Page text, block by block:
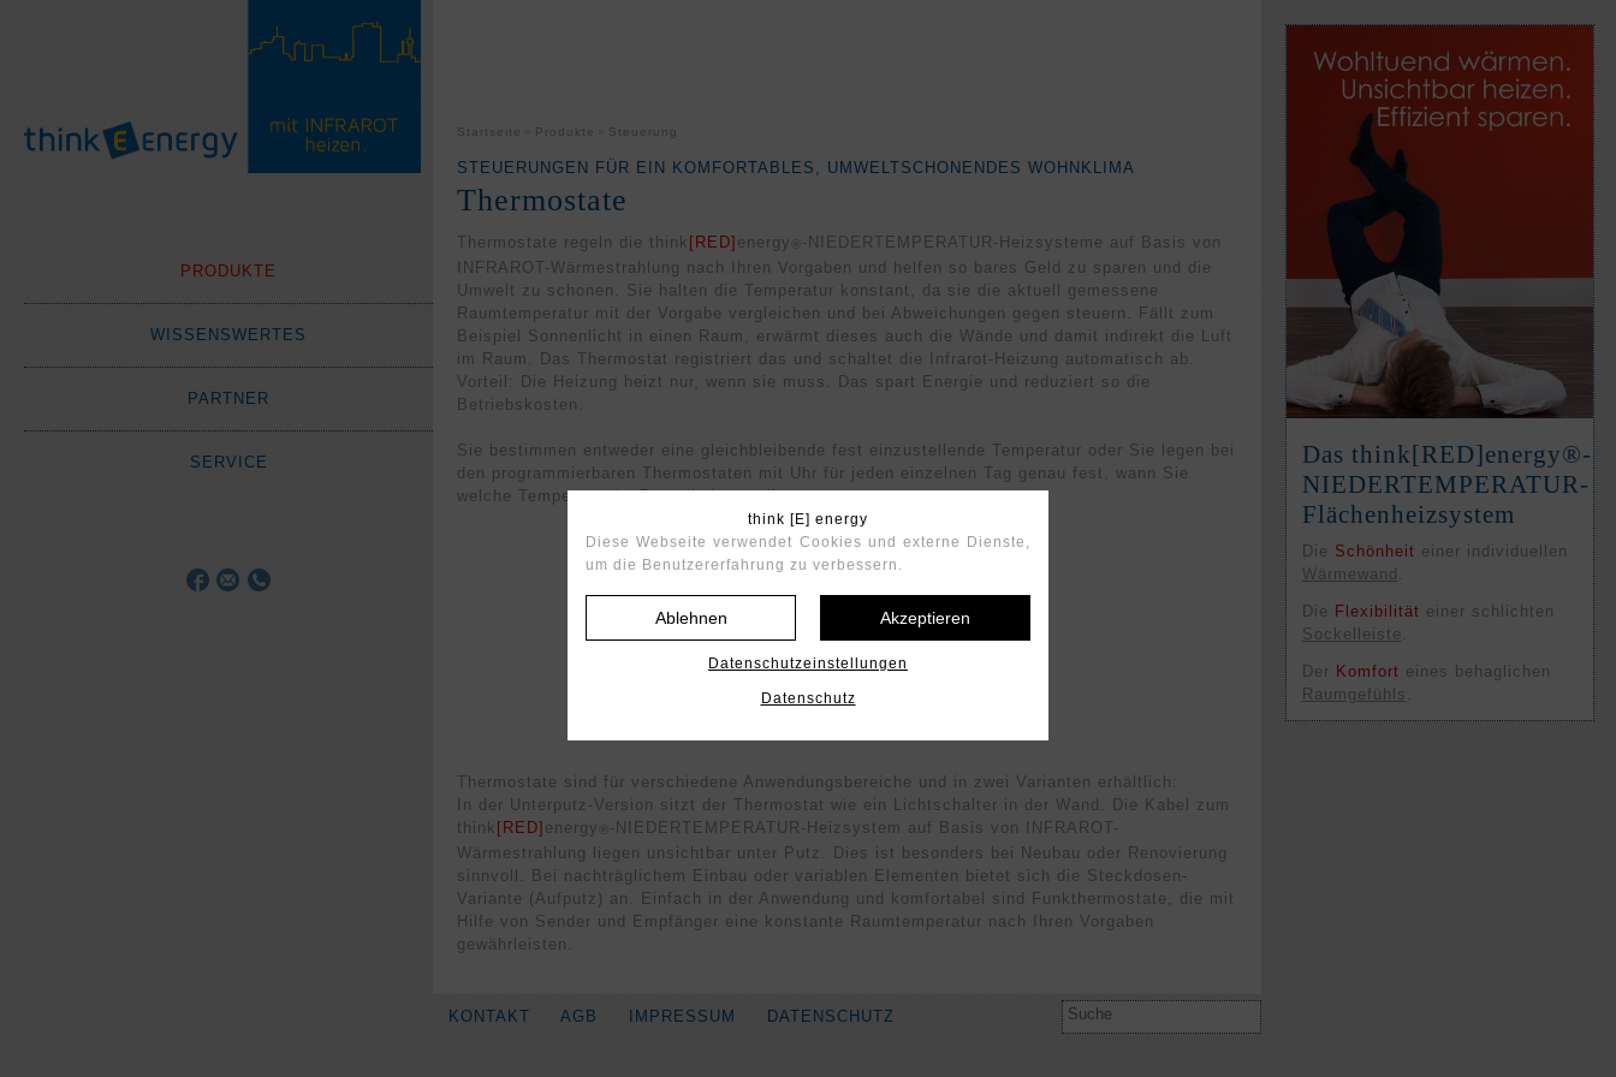
PRODUKTE
WISSENSWERTES
PARTNER
SERVICE
Startseite Produkte Steuerung
STEUERUNGEN FÜR EIN KOMFORTABLES, UMWELTSCHONENDES WOHNKLIMA
Thermostate
Thermostate regeln die think [RED] energy ® -NIEDERTEMPERATUR-Heizsysteme auf Basis von
INFRAROT-Wärmestrahlung nach Ihren Vorgaben und helfen so bares Geld zu sparen und die
Umwelt zu schonen. Sie halten die Temperatur konstant, da sie die aktuell gemessene
Raumtemperatur mit der Vorgabe vergleichen und bei Abweichungen gegen steuern. Fällt zum
Beispiel Sonnenlicht in einen Raum, erwärmt dieses auch die Wände und damit indirekt die Luft
im Raum. Das Thermostat registriert das und schaltet die Infrarot-Heizung automatisch ab.
Vorteil: Die Heizung heizt nur, wenn sie muss. Das spart Energie und reduziert so die
Betriebskosten.
Sie bestimmen entweder eine gleichbleibende fest einzustellende Temperatur oder Sie legen bei
den programmierbaren Thermostaten mit Uhr für jeden einzelnen Tag genau fest, wann Sie
welche Temperatur im Raum haben wollen.
Thermostate sind für verschiedene Anwendungsbereiche und in zwei Varianten erhältlich:
In der Unterputz-Version sitzt der Thermostat wie ein Lichtschalter in der Wand. Die Kabel zum
think [RED] energy ® -NIEDERTEMPERATUR-Heizsystem auf Basis von INFRAROT-
Wärmestrahlung liegen unsichtbar unter Putz. Dies ist besonders bei Neubau oder Renovierung
sinnvoll. Bei nachträglichem Einbau oder variablen Elementen bietet sich die Steckdosen-
Variante (Aufputz) an. Einfach in der Anwendung und komfortabel sind Funkthermostate, die mit
Hilfe von Sender und Empfänger eine konstante Raumtemperatur nach Ihren Vorgaben
gewährleisten.
Das think[RED]­energy®-
NIEDER­TEM­PE­RATUR-
Flächen­heiz­system
Die Schön­heit einer in­di­viduel­len
Wärme­wand .
Die Flexi­bili­tät einer schlich­ten
Sockel­leiste .
Der Kom­fort eines behag­lichen
Raum­gefühls .
KONTAKT AGB IMPRESSUM DATENSCHUTZ
think [E] energy
Diese Webseite verwendet Cookies und externe Dienste,
um die Benutzererfahrung zu verbessern.
Ablehnen Akzeptieren
Datenschutzeinstellungen
Datenschutz